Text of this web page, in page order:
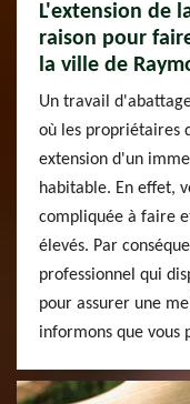
L'extension de
raison pour
la ville de
Un travail
où les propriétaires
extension d'un
habitable. En effet,
compliquée à faire
élevés. Par
professionnel qui
pour assurer une
informons que vous